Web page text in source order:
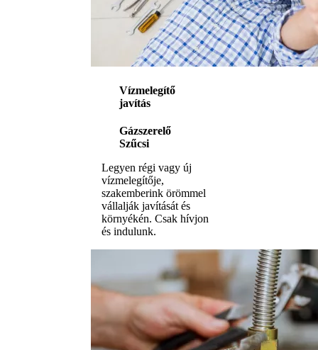
Vízmelegítő
javítás
Gázszerelő
Szűcsi
Legyen régi vagy új
vízmelegítője,
szakemberink örömmel
vállalják javítását és
környékén. Csak hívjon
és indulunk.